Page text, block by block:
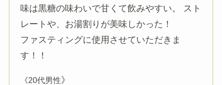
味は黒糖の味わいで甘くて飲みやすい。 スト
レートや、お湯割りが美味しかった！
ファスティングに使用させていただきま
す！！
《20代男性》